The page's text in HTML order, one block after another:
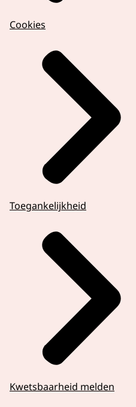
Cookies
Toegankelijkheid
Kwetsbaarheid melden